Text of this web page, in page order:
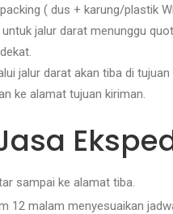
( dus + karung/plastik
jalur darat menunggu
jalur darat akan tiba di
ke alamat tujuan kiriman.
sampai ke alamat tiba.
12 malam menyesuaikan